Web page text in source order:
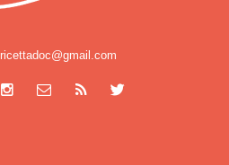
ricettadoc@gmail.com